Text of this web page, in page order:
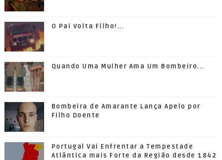
O Pai Volta Filho!...
Quando Uma Mulher Ama Um Bombeiro...
Bombeira de Amarante Lança Apelo por
Filho Doente
Portugal Vai Enfrentar a Tempestade
Atlântica mais Forte da Região desde 1842